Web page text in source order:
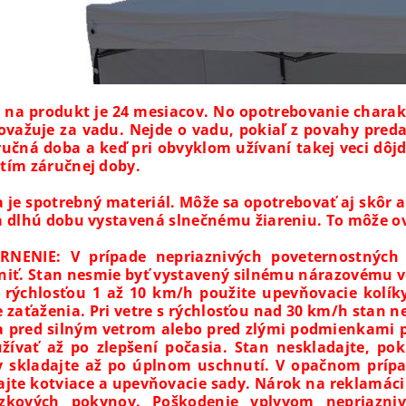
na produkt je 24 mesiacov. No opotrebovanie
za vadu. Nejde o vadu, pokiaľ z povahy
doba a keď pri obvyklom užívaní takej veci
záručnej doby.
je spotrebný materiál. Môže sa opotrebovať aj skôr
dlhú dobu vystavená slnečnému žiareniu. To môže
V prípade nepriaznivých
Stan nesmie byť vystavený silnému
rýchlosťou 1 až 10 km/h použite upevňovacie
zaťaženia. Pri vetre s rýchlosťou nad 30 km/h stan
pred silným vetrom alebo pred zlými podmienkami
až po zlepšení počasia. Stan neskladajte,
skladajte až po úplnom uschnutí. V opačnom
kotviace a upevňovacie sady. Nárok na
pokynov. Poškodenie vplyvom